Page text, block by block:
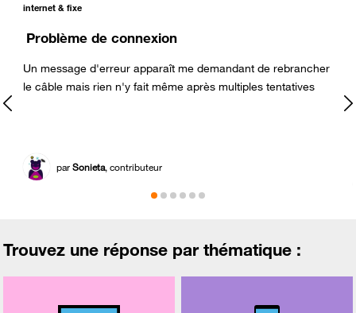
internet & fixe
Problème de connexion
Un message d'erreur apparaît me demandant de rebrancher
le câble mais rien n'y fait même après multiples tentatives
parSonieta, contributeur
Trouvez une réponse par thématique :